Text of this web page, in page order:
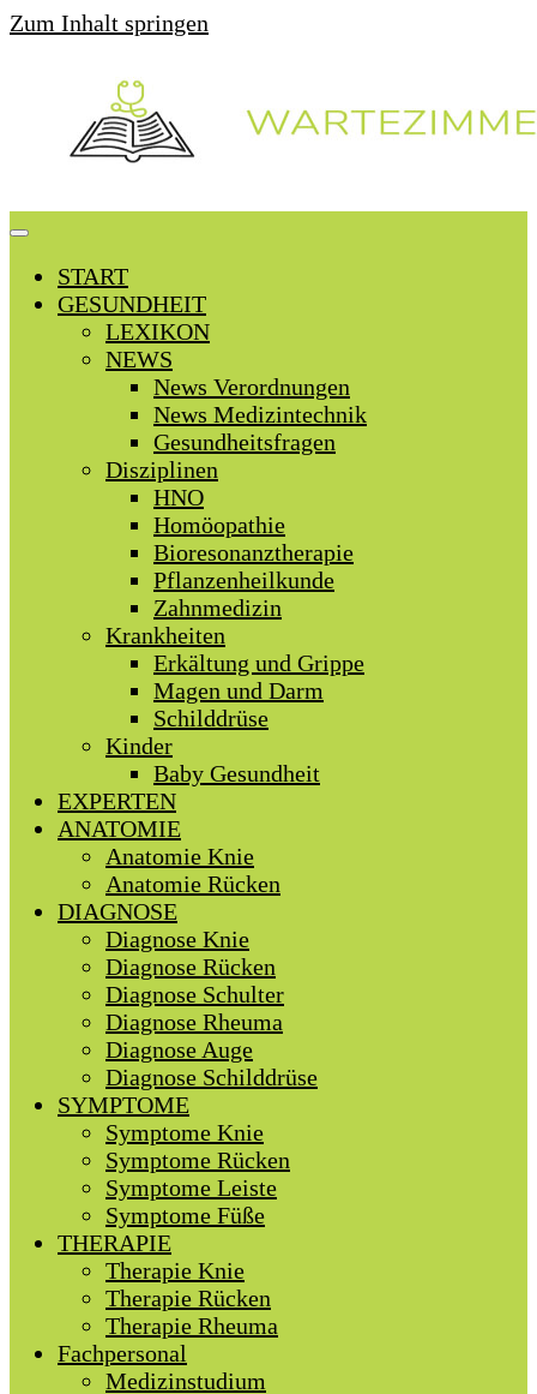
Zum Inhalt springen
START
GESUNDHEIT
LEXIKON
NEWS
News Verordnungen
News Medizintechnik
Gesundheitsfragen
Disziplinen
HNO
Homöopathie
Bioresonanztherapie
Pflanzenheilkunde
Zahnmedizin
Krankheiten
Erkältung und Grippe
Magen und Darm
Schilddrüse
Kinder
Baby Gesundheit
EXPERTEN
ANATOMIE
Anatomie Knie
Anatomie Rücken
DIAGNOSE
Diagnose Knie
Diagnose Rücken
Diagnose Schulter
Diagnose Rheuma
Diagnose Auge
Diagnose Schilddrüse
SYMPTOME
Symptome Knie
Symptome Rücken
Symptome Leiste
Symptome Füße
THERAPIE
Therapie Knie
Therapie Rücken
Therapie Rheuma
Fachpersonal
Medizinstudium